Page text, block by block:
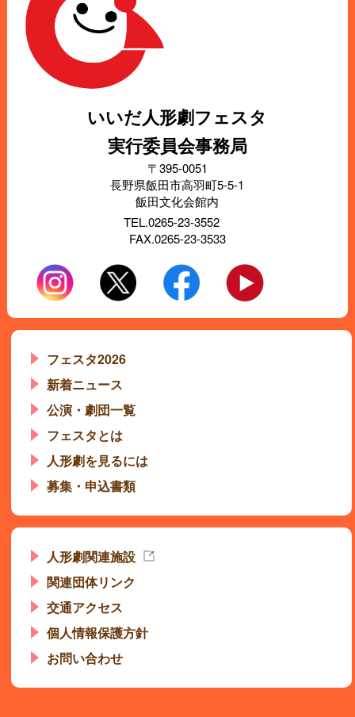
いいだ人形劇フェスタ
実行委員会事務局
〒395-0051
長野県飯田市高羽町5-5-1
飯田文化会館内
TEL.0265-23-3552
FAX.0265-23-3533
フェスタ2026
新着ニュース
公演・劇団一覧
フェスタとは
人形劇を見るには
募集・申込書類
人形劇関連施設
関連団体リンク
交通アクセス
個人情報保護方針
お問い合わせ